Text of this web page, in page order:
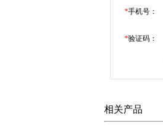
*手机号：
*验证码：
相关产品